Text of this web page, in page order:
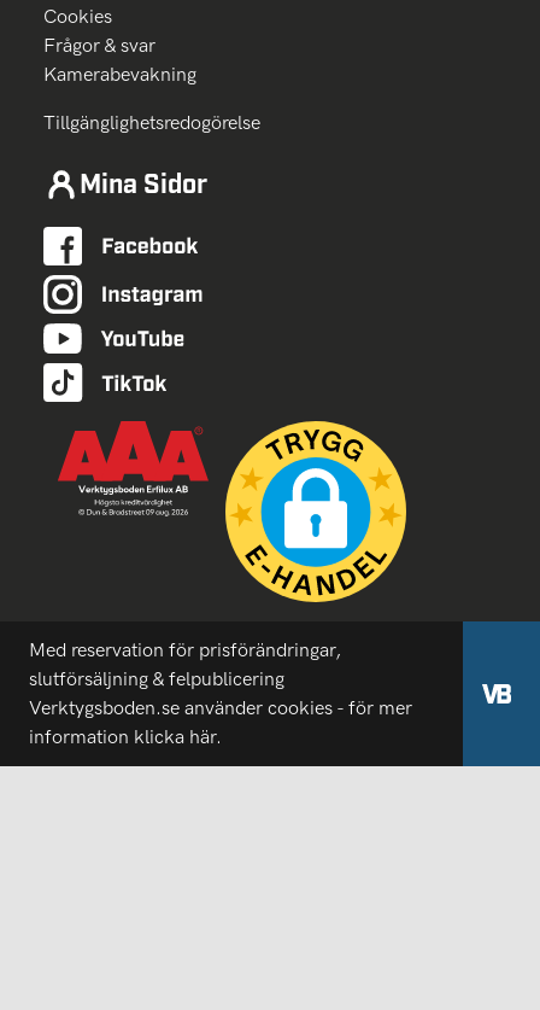
Cookies
Frågor & svar
Kamerabevakning
Tillgänglighetsredogörelse
Mina Sidor
Med reservation för prisförändringar,
slutförsäljning & felpublicering
Verktygsboden.se använder cookies - för mer
information klicka här.